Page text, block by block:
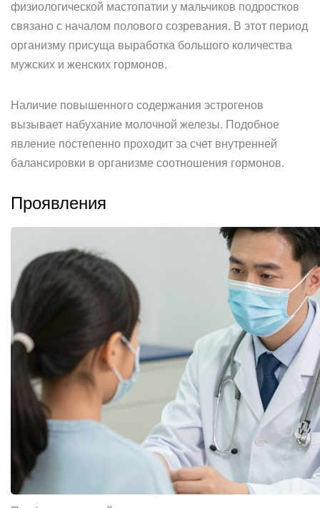
физиологической мастопатии у мальчиков подростков
связано с началом полового созревания. В этот период
организму присуща выработка большого количества
мужских и женских гормонов.
Наличие повышенного содержания эстрогенов
вызывает набухание молочной железы. Подобное
явление постепенно проходит за счет внутренней
балансировки в организме соотношения гормонов.
Проявления